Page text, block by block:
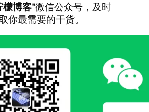
檬博客”微信公众号，及时
你最需要的干货。